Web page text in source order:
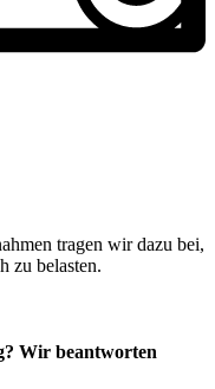
tragen wir dazu bei,
zu belasten.
Wir beantworten